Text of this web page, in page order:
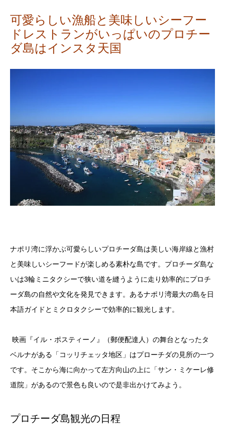
可愛らしい漁船と美味しいシーフー
ドレストランがいっぱいのプロチー
ダ島はインスタ天国
ナポリ湾に浮かぶ可愛らしいプロチーダ島は美しい海岸線と漁村
と美味しいシーフードが楽しめる素朴な島です。プロチーダ島な
いは3輪ミニタクシーで狭い道を縫うように走り効率的にプロチ
ーダ島の自然や文化を発見できます。あるナポリ湾最大の島を日
本語ガイドとミクロタクシーで効率的に観光します。
映画『イル・ポスティーノ』（郵便配達人）の舞台となったタ
ベルナがある「コッリチェッタ地区」はプローチダの見所の一つ
です。そこから海に向かって左方向山の上に「サン・ミケーレ修
道院」があるので景色も良いので是非出かけてみよう。
プロチーダ島観光の日程